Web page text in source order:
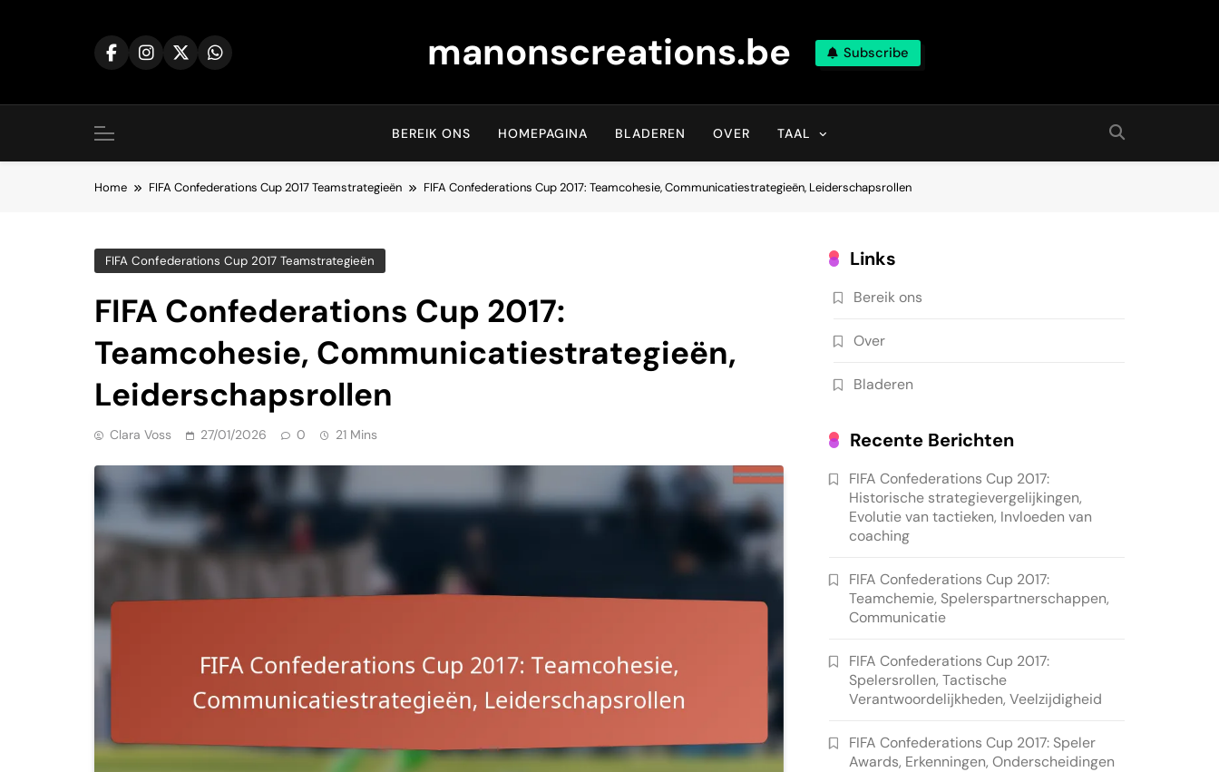
manonscreations.be Subscribe
BEREIK ONS HOMEPAGINA BLADEREN OVER TAAL
Home FIFA Confederations Cup 2017 Teamstrategieën FIFA Confederations Cup 2017: Teamcohesie, Communicatiestrategieën, Leiderschapsrollen
FIFA Confederations Cup 2017 Teamstrategieën
FIFA Confederations Cup 2017:
Teamcohesie, Communicatiestrategieën,
Leiderschapsrollen
Clara Voss 27/01/2026 0 21 Mins
Links
Bereik ons
Over
Bladeren
Recente Berichten
FIFA Confederations Cup 2017:
Historische strategievergelijkingen,
Evolutie van tactieken, Invloeden van
coaching
FIFA Confederations Cup 2017:
Teamchemie, Spelerspartnerschappen,
Communicatie
FIFA Confederations Cup 2017:
Spelersrollen, Tactische
Verantwoordelijkheden, Veelzijdigheid
FIFA Confederations Cup 2017: Speler
Awards, Erkenningen, Onderscheidingen